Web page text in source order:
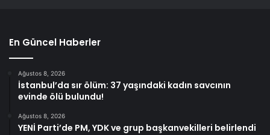
En Güncel Haberler
Ağustos 8, 2026
İstanbul’da sır ölüm: 37 yaşındaki kadın savcının
evinde ölü bulundu!
Ağustos 8, 2026
YENİ Parti’de PM, YDK ve grup başkanvekilleri belirlendi